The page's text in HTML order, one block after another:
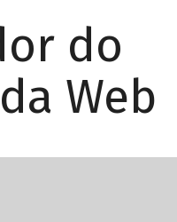
do
Web